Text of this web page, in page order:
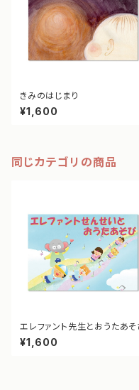
きみのはじまり
¥1,600
同じカテゴリの商品
エレファント先生とおうたあそ
¥1,600